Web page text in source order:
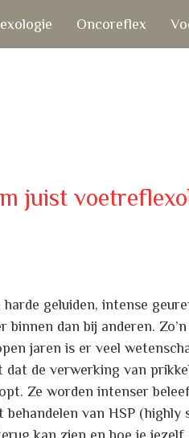
Oncoreflex
juist
geluiden, intense
dan bij anderen.
jaren is er veel
de verwerking van
Ze worden intenser
van HSP (highly
kan zien en hoe je jezelf